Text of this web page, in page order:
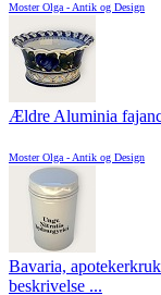
Moster Olga - Antik og Design
Ældre Aluminia
Moster Olga - Antik og Design
Bavaria,
beskrivelse ...